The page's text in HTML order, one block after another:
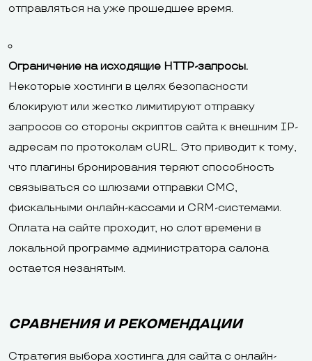
отправляться на уже прошедшее время.
Ограничение на исходящие HTTP-запросы.
Некоторые хостинги в целях безопасности
блокируют или жестко лимитируют отправку
запросов со стороны скриптов сайта к внешним IP-
адресам по протоколам cURL. Это приводит к тому,
что плагины бронирования теряют способность
связываться со шлюзами отправки СМС,
фискальными онлайн-кассами и CRM-системами.
Оплата на сайте проходит, но слот времени в
локальной программе администратора салона
остается незанятым.
СРАВНЕНИЯ И РЕКОМЕНДАЦИИ
Стратегия выбора хостинга для сайта с онлайн-